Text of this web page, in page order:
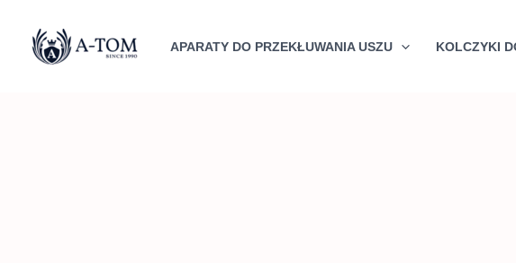
APARATY DO PRZEKŁUWANIA USZU KOLCZYKI